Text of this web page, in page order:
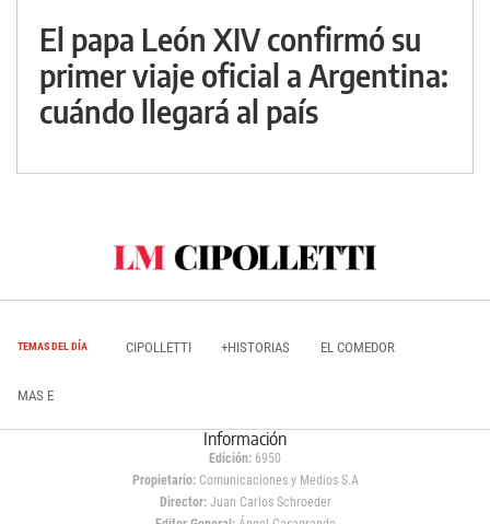
El papa León XIV confirmó su
primer viaje oficial a Argentina:
cuándo llegará al país
TEMAS DEL DÍA CIPOLLETTI +HISTORIAS EL COMEDOR
MAS E
Información
Edición: 6950
Propietario:Comunicaciones y Medios S.A
Director: Juan Carlos Schroeder